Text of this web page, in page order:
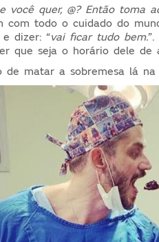
você quer, @? Então toma
com todo o cuidado do
dizer: “vai ficar tudo bem.
que seja o horário dele de
de matar a sobremesa lá